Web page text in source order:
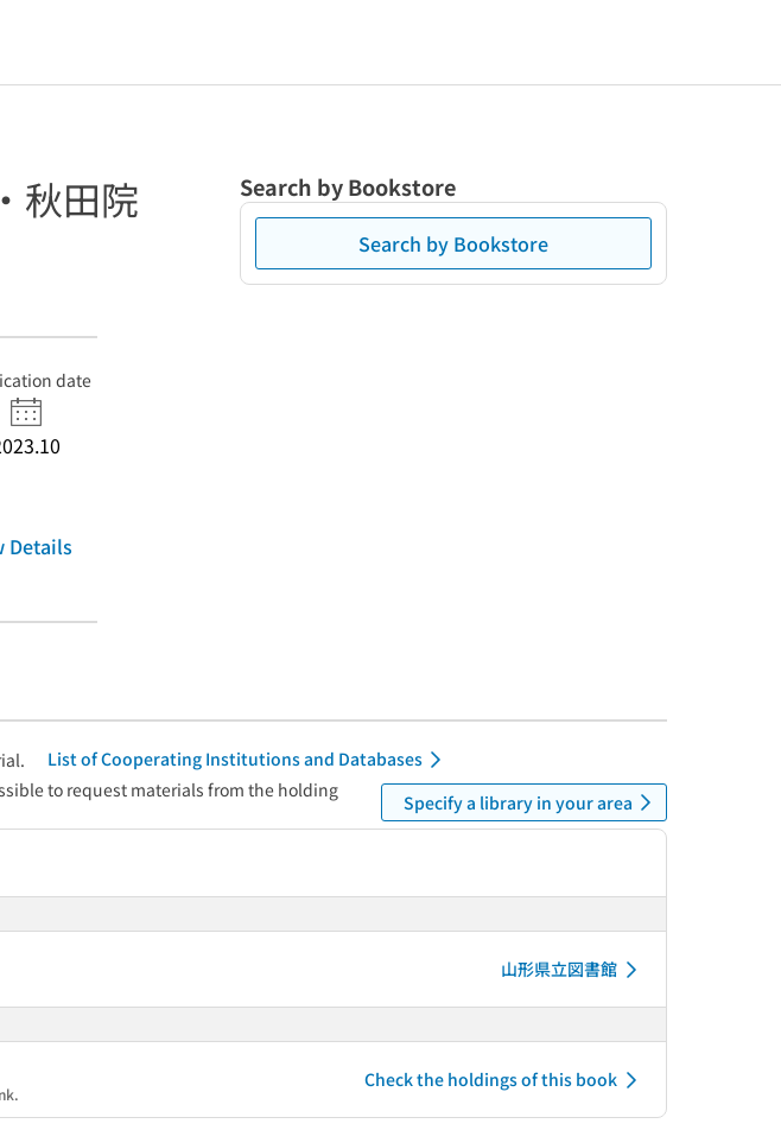
秋田院
date
Details
Search by Bookstore
Search by Bookstore
List of Cooperating Institutions and Databases
to request materials from the holding
Specify a library in your area
山形県立図書館
Check the holdings of this book